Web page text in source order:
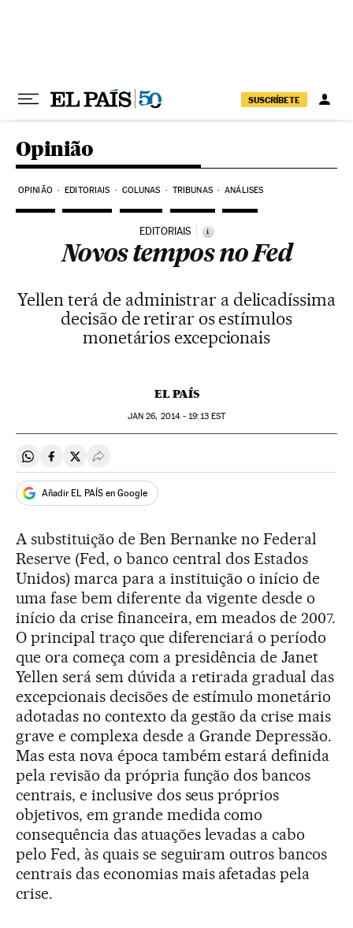
SUSCRÍBETE
Opinião
OPINIÃO EDITORIAIS COLUNAS TRIBUNAS ANÁLISES
EDITORIAIS i
Novos tempos no Fed
Yellen terá de administrar a delicadíssima
decisão de retirar os estímulos
monetários excepcionais
EL PAÍS
JAN 26, 2014 - 19:13EST
Compartir en Whatsapp
Compartir en Facebook
Compartir en Twitter
Desplegar Redes Sociales
Añadir EL PAÍS en Google
A substituição de Ben Bernanke no Federal
Reserve (Fed, o banco central dos Estados
Unidos) marca para a instituição o início de
uma fase bem diferente da vigente desde o
início da crise financeira, em meados de 2007.
O principal traço que diferenciará o período
que ora começa com a presidência de Janet
Yellen será sem dúvida a retirada gradual das
excepcionais decisões de estímulo monetário
adotadas no contexto da gestão da crise mais
grave e complexa desde a Grande Depressão.
Mas esta nova época também estará definida
pela revisão da própria função dos bancos
centrais, e inclusive dos seus próprios
objetivos, em grande medida como
consequência das atuações levadas a cabo
pelo Fed, às quais se seguiram outros bancos
centrais das economias mais afetadas pela
crise.